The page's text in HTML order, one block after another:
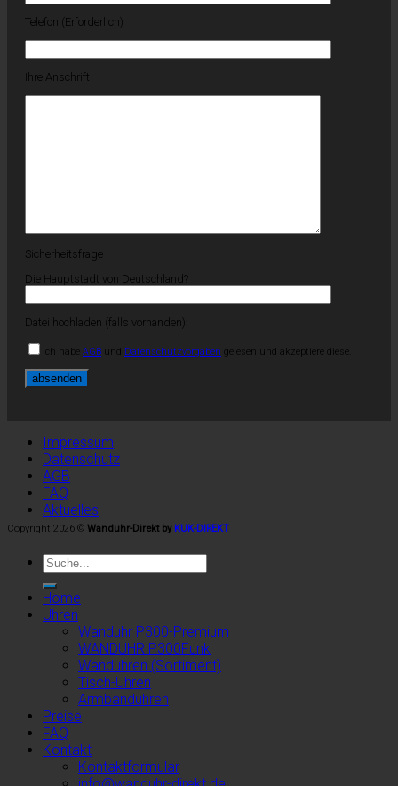
Telefon (Erforderlich)
Ihre Anschrift
Sicherheitsfrage
Die Hauptstadt von Deutschland?
Datei hochladen (falls vorhanden):
Ich habe AGB und Datenschutzvorgaben gelesen und akzeptiere diese.
Impressum
Datenschutz
AGB
FAQ
Aktuelles
Copyright 2026 © Wanduhr-Direkt by KUK-DIREKT
Home
Uhren
Wanduhr P300-Premium
WANDUHR P300Funk
Wanduhren (Sortiment)
Tisch-Uhren
Armbanduhren
Preise
FAQ
Kontakt
Kontaktformular